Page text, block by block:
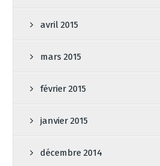
avril 2015
mars 2015
février 2015
janvier 2015
décembre 2014